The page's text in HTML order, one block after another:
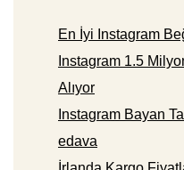
En İyi Instagram
Instagram 1.5
Alıyor
Instagram Bayan
edava